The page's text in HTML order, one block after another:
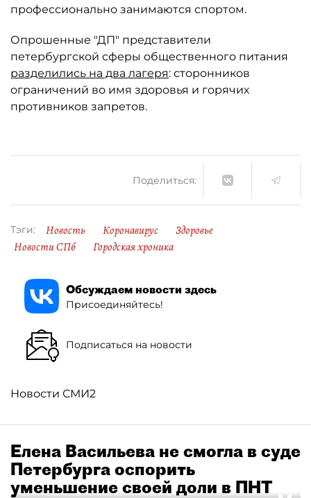
профессионально занимаются спортом.
Опрошенные "ДП" представители
петербургской сферы общественного питания
разделились на два лагеря: сторонников
ограничений во имя здоровья и горячих
противников запретов.
Поделиться:
Тэги: Новость Коронавирус
Здоровье
Новости СПб
Городская хроника
Обсуждаем новости здесь
Присоединяйтесь!
Подписаться на новости
Новости СМИ2
Елена Васильева не смогла в суде
Петербурга оспорить
уменьшение своей доли в ПНТ